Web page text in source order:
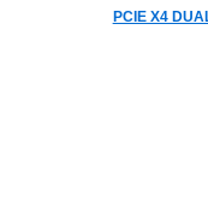
PCIE X4